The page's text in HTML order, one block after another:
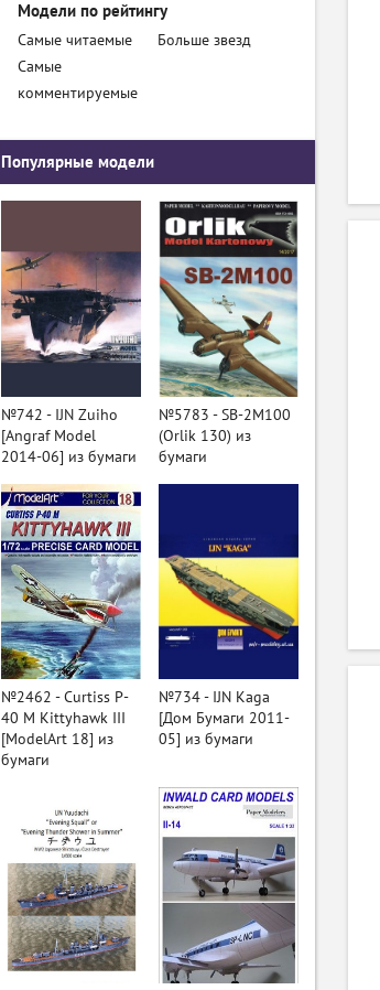
Модели по рейтингу
Самые читаемые
Больше звезд
Самые
комментируемые
Популярные модели
№742 - IJN Zuiho
[Angraf Model
2014-06] из бумаги
№5783 - SB-2M100
(Orlik 130) из
бумаги
№2462 - Curtiss P-
40 M Kittyhawk III
[ModelArt 18] из
бумаги
№734 - IJN Kaga
[Дом Бумаги 2011-
05] из бумаги